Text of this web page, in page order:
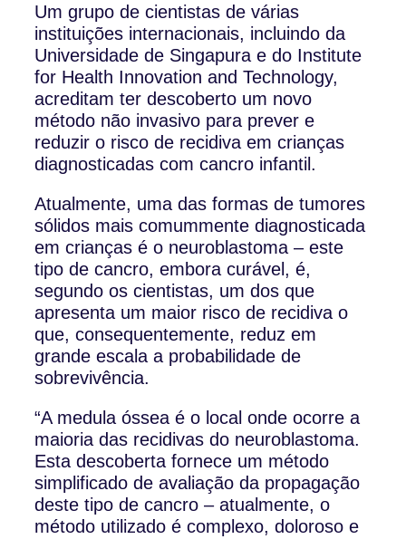
Um grupo de cientistas de várias
instituições internacionais, incluindo da
Universidade de Singapura e do Institute
for Health Innovation and Technology,
acreditam ter descoberto um novo
método não invasivo para prever e
reduzir o risco de recidiva em crianças
diagnosticadas com cancro infantil.
Atualmente, uma das formas de tumores
sólidos mais comummente diagnosticada
em crianças é o neuroblastoma – este
tipo de cancro, embora curável, é,
segundo os cientistas, um dos que
apresenta um maior risco de recidiva o
que, consequentemente, reduz em
grande escala a probabilidade de
sobrevivência.
“A medula óssea é o local onde ocorre a
maioria das recidivas do neuroblastoma.
Esta descoberta fornece um método
simplificado de avaliação da propagação
deste tipo de cancro – atualmente, o
método utilizado é complexo, doloroso e